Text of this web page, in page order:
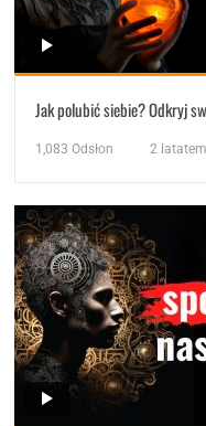
Jak polubić siebie? Odkryj
1,083 Odsłon 2